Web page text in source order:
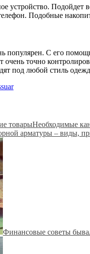
устройство. Подойдет
Подобные
популярен. С его
очень точно
под любой стиль
Необходимые
Финансовые советы